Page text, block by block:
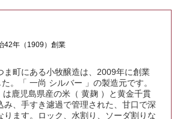
42年（1909）創業
ま町にある小牧醸造は、2009年に創業
。「 一尚 シルバー 」の製造元です。
は鹿児島県産の米（ 黄麹 ）と黄金千貫
み、手すき濾過で管理された、甘口で深
ります。ロック、水割り、ソーダ割りな